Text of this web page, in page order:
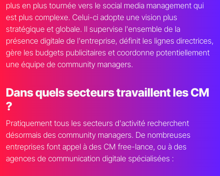
plus en plus tournée vers le social media management qui
est plus complexe. Celui-ci adopte une vision plus
stratégique et globale. Il supervise l'ensemble de la
présence digitale de l'entreprise, définit les lignes directrices,
gère les budgets publicitaires et coordonne potentiellement
une équipe de community managers.
Dans quels secteurs travaillent les CM
?
Pratiquement tous les secteurs d'activité recherchent
désormais des community managers. De nombreuses
entreprises font appel à des CM free-lance, ou à des
agences de communication digitale spécialisées :